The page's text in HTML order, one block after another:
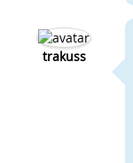
trakuss